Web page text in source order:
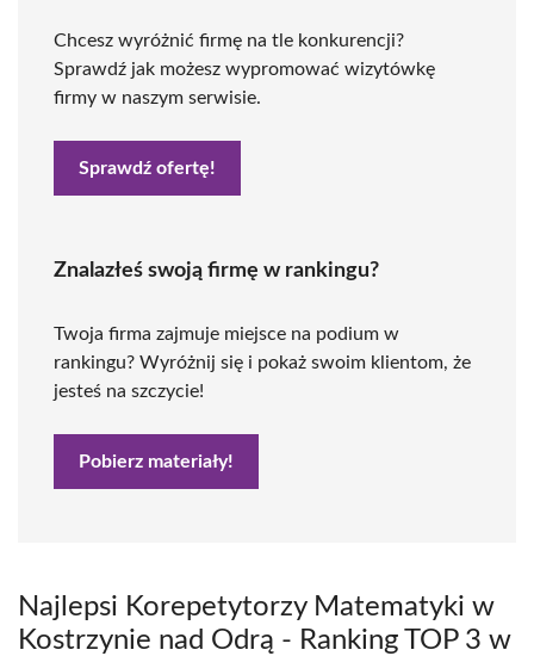
Chcesz wyróżnić firmę na tle konkurencji?
Sprawdź jak możesz wypromować wizytówkę
firmy w naszym serwisie.
Sprawdź ofertę!
Znalazłeś swoją firmę w rankingu?
Twoja firma zajmuje miejsce na podium w
rankingu? Wyróżnij się i pokaż swoim klientom, że
jesteś na szczycie!
Pobierz materiały!
Najlepsi Korepetytorzy Matematyki w
Kostrzynie nad Odrą - Ranking TOP 3 w